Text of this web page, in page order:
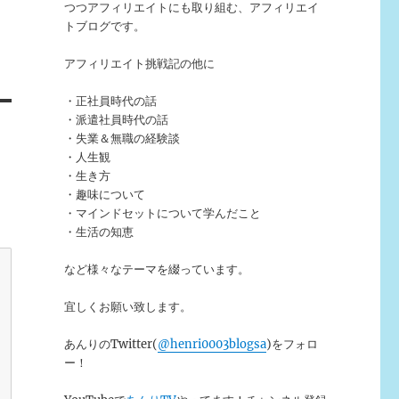
つつアフィリエイトにも取り組む、アフィリエイ
トブログです。
アフィリエイト挑戦記の他に
・正社員時代の話
・派遣社員時代の話
・失業＆無職の経験談
・人生観
・生き方
・趣味について
・マインドセットについて学んだこと
・生活の知恵
など様々なテーマを綴っています。
宜しくお願い致します。
あんりのTwitter(@henri0003blogsa)をフォロ
ー！